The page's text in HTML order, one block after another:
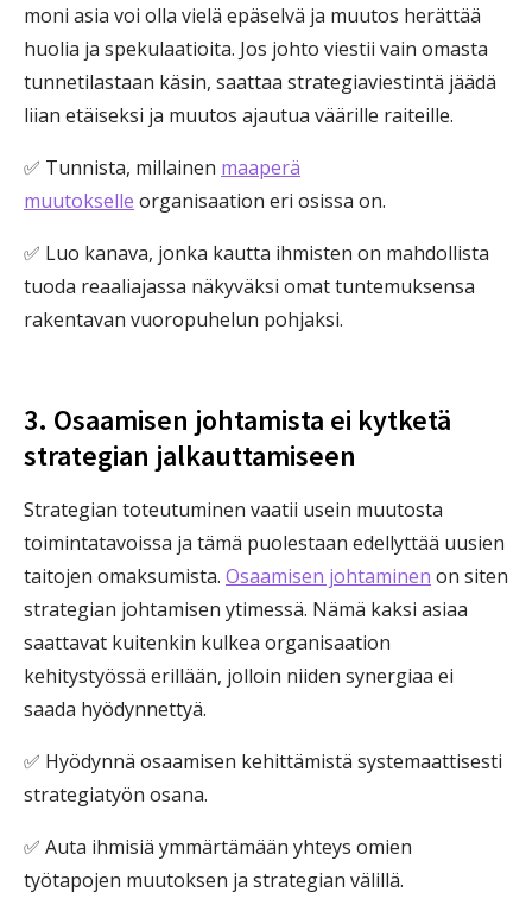
moni asia voi olla vielä epäselvä ja muutos herättää
huolia ja spekulaatioita. Jos johto viestii vain omasta
tunnetilastaan käsin, saattaa strategiaviestintä jäädä
liian etäiseksi ja muutos ajautua väärille raiteille.
✅ Tunnista, millainen maaperä
muutokselle organisaation eri osissa on.
✅ Luo kanava, jonka kautta ihmisten on mahdollista
tuoda reaaliajassa näkyväksi omat tuntemuksensa
rakentavan vuoropuhelun pohjaksi.
3. Osaamisen johtamista ei kytketä
strategian jalkauttamiseen
Strategian toteutuminen vaatii usein muutosta
toimintatavoissa ja tämä puolestaan edellyttää uusien
taitojen omaksumista. Osaamisen johtaminen on siten
strategian johtamisen ytimessä. Nämä kaksi asiaa
saattavat kuitenkin kulkea organisaation
kehitystyössä erillään, jolloin niiden synergiaa ei
saada hyödynnettyä.
✅ Hyödynnä osaamisen kehittämistä systemaattisesti
strategiatyön osana.
✅ Auta ihmisiä ymmärtämään yhteys omien
työtapojen muutoksen ja strategian välillä.